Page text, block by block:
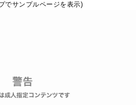
でサンプルページを表示)